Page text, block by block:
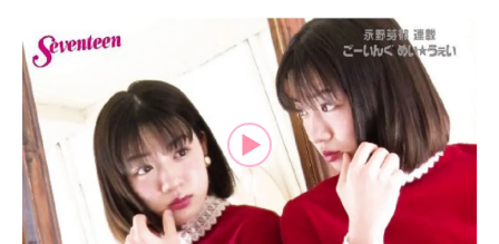
ボディケア
勉強・受験・進路
K-POP
JKランキング・アワード
モデルの購入品
おでかけ
お悩み相談
JK TREND
JKトレンドニュース
MODELS
MODEL'S BLOG
TikTok
Instagram